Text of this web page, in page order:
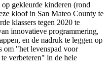
gekleurde kinderen (rond
kloof in San Mateo County te
klassers tegen 2020 te
innovatieve programmering,
en de nadruk te leggen op
om "het levenspad voor
verbeteren" in de hele